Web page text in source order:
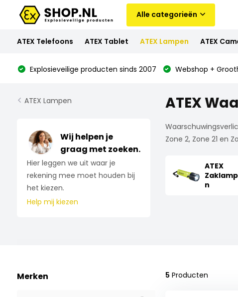
Alle categorieën
ATEX Telefoons ATEX Tablet ATEX Lampen ATEX
Explosieveilige producten sinds 2007 Webshop +
ATEX Lampen
Wij helpen je
graag met zoeken.
Hier leggen we uit waar je
rekening mee moet houden bij
het kiezen.
Help mij kiezen
ATEX
Zone 2, Zone 21 en
ATEX
n
Merken 5 Producten